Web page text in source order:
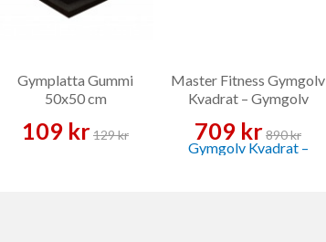
Gymplatta Gummi
50x50 cm
109 kr129 kr
Master Fitness Gymgolv
Kvadrat – Gymgolv
709 kr890 kr